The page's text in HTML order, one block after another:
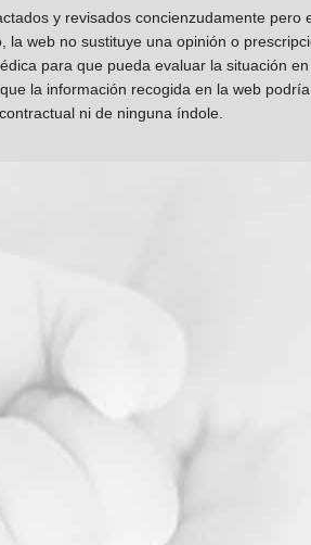
y revisados concienzudamente pero
web no sustituye una opinión o
para que pueda evaluar la situación en
la información recogida en la web podría
ni de ninguna índole.